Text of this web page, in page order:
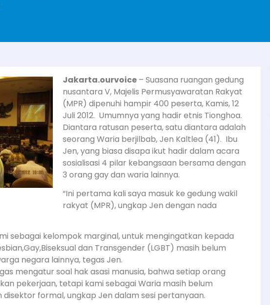
Jakarta.ourvoice – Suasana ruangan gedung
nusantara V, Majelis Permusyawaratan Rakyat
(MPR) dipenuhi hampir 400 peserta, Kamis, 12
Juli 2012. Umumnya yang hadir etnis Tionghoa.
Diantara ratusan peserta, satu diantara adalah
seorang Waria berjilbab, Jen Kaltlea (41). Ibu
Jen, yang biasa disapa ikut hadir dalam acara
sosialisasi 4 pilar kebangsaan bersama dengan
3 orang gay dan waria lainnya.
“Ini pertama kali saya masuk ke gedung wakil
rakyat (MPR), ungkap Jen dengan nada
sebagai kelompok marginal, untuk mengingatkan kepada
dan Transgender (LGBT) masih belum
negara lainnya, tegas Jen.
mengatur soal hak asasi manusia, bahwa setiap orang
pekerjaan, tetapi kami sebagai Waria masih belum
formal, ungkap Jen dalam sesi pertanyaan.